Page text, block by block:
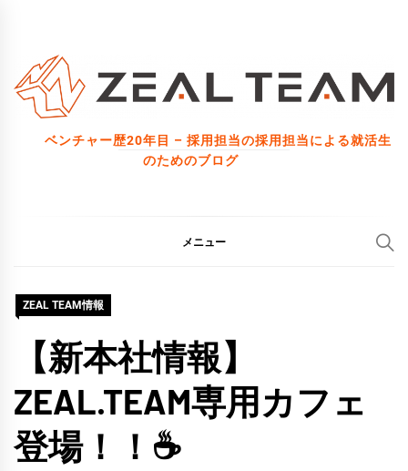
ン
ベンチャー歴20年目 – 採用担当の採用担当による就活生
のためのブログ
メニュー
ZEAL TEAM情報
【新本社情報】
ZEAL.TEAM専用カフェ
登場！！☕